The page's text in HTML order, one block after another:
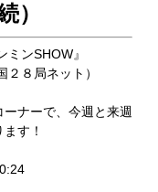
）
ミンSHOW』
８局ネット）
ナーで、今週と来週
す！